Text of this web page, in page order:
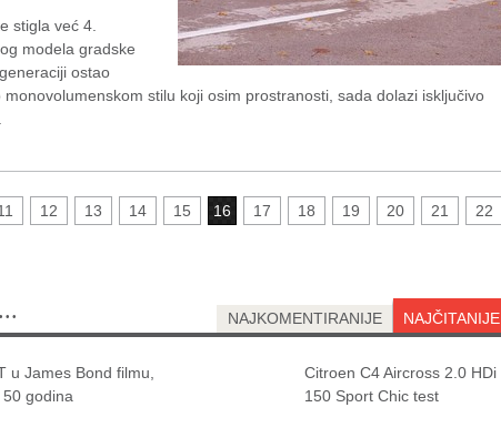
stigla već 4.
modela gradske
ostao
stilu koji osim prostranosti, sada dolazi isključivo
12 13 14 15 16 17 18 19 20 21
22
NAJČITANIJE
NAJKOMENTIRANIJE
u James Bond filmu,
godina
Citroen C4 Aircross 2.0 HDi
150 Sport Chic test